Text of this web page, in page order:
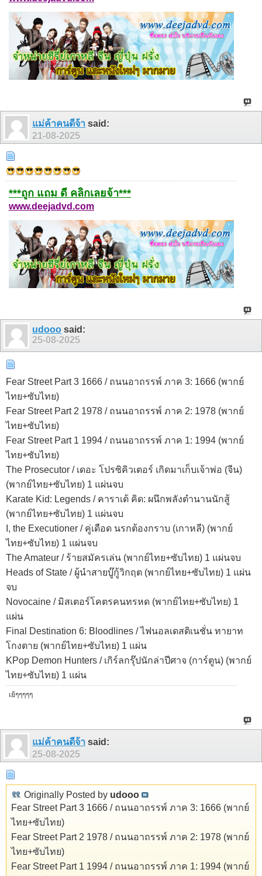
แม่ค้าคนดีจ้า said:
21-08-2025
***ถูก แถม ดี คลิกเลยจ้า***
www.deejadvd.com
udooo said:
25-08-2025
Fear Street Part 3 1666 / ถนนอาถรรพ์ ภาค 3: 1666 (พากย์
ไทย+ซับไทย)
Fear Street Part 2 1978 / ถนนอาถรรพ์ ภาค 2: 1978 (พากย์
ไทย+ซับไทย)
Fear Street Part 1 1994 / ถนนอาถรรพ์ ภาค 1: 1994 (พากย์
ไทย+ซับไทย)
The Prosecutor / เดอะ โปรซิคิวเตอร์ เกิดมาเก็บเจ้าพ่อ (จีน)
(พากย์ไทย+ซับไทย) 1 แผ่นจบ
Karate Kid: Legends / คาราเต้ คิด: ผนึกพลังตำนานนักสู้
(พากย์ไทย+ซับไทย) 1 แผ่นจบ
I, the Executioner / คู่เดือด นรกต้องกราบ (เกาหลี) (พากย์
ไทย+ซับไทย) 1 แผ่นจบ
The Amateur / ร้ายสมัครเล่น (พากย์ไทย+ซับไทย) 1 แผ่นจบ
Heads of State / ผู้นำสายบู๊กู้วิกฤต (พากย์ไทย+ซับไทย) 1 แผ่น
จบ
Novocaine / มิสเตอร์โคตรคนทรหด (พากย์ไทย+ซับไทย) 1
แผ่น
Final Destination 6: Bloodlines / ไฟนอลเดสติเนชั่น ทายาท
โกงตาย (พากย์ไทย+ซับไทย) 1 แผ่น
KPop Demon Hunters / เกิร์ลกรุ๊ปนักล่าปีศาจ (การ์ตูน) (พากย์
ไทย+ซับไทย) 1 แผ่น
เย้ๆๆๆๆๆ
แม่ค้าคนดีจ้า said:
25-08-2025
Originally Posted by udooo
Fear Street Part 3 1666 / ถนนอาถรรพ์ ภาค 3: 1666 (พากย์
ไทย+ซับไทย)
Fear Street Part 2 1978 / ถนนอาถรรพ์ ภาค 2: 1978 (พากย์
ไทย+ซับไทย)
Fear Street Part 1 1994 / ถนนอาถรรพ์ ภาค 1: 1994 (พากย์